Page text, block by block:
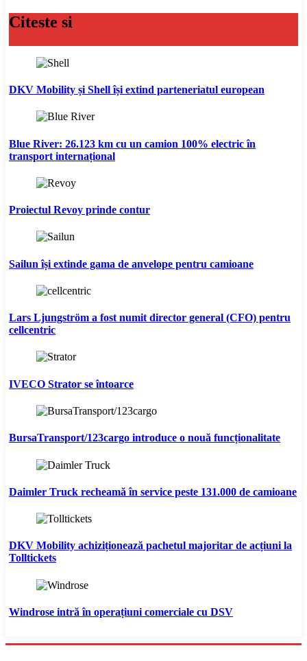
Citeste si
DKV Mobility și Shell își extind parteneriatul european
Blue River: 26.123 km cu un camion 100% electric în
transport internațional
Proiectul Revoy prinde contur
Sailun își extinde gama de anvelope pentru camioane
Lars Ljungström a fost numit director general (CFO) pentru
cellcentric
IVECO Strator se întoarce
BursaTransport/123cargo introduce o nouă funcționalitate
Daimler Truck recheamă în service peste 131.000 de camioane
DKV Mobility achiziționează pachetul majoritar de acțiuni la
Tolltickets
Windrose intră în operațiuni comerciale cu DSV